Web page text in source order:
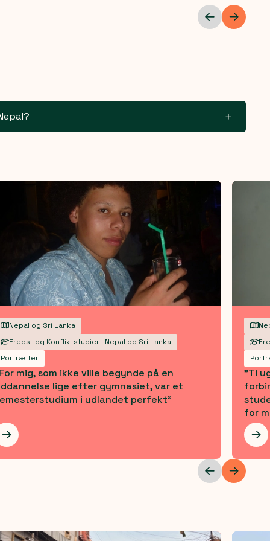
Nepal og Sri Lanka
Freds- og Konfliktstudier i Nepal og Sri Lanka
Portrætter
mig, som ikke ville begynde på en
lige efter gymnasiet, var et
i udlandet perfekt"
Les mer
"Ti
for